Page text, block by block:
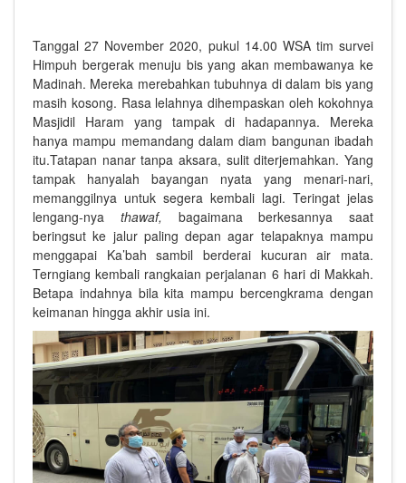
Tanggal 27 November 2020, pukul 14.00 WSA tim survei
Himpuh bergerak menuju bis yang akan membawanya ke
Madinah. Mereka merebahkan tubuhnya di dalam bis yang
masih kosong. Rasa lelahnya dihempaskan oleh kokohnya
Masjidil Haram yang tampak di hadapannya. Mereka
hanya mampu memandang dalam diam bangunan ibadah
itu.Tatapan nanar tanpa aksara, sulit diterjemahkan. Yang
tampak hanyalah bayangan nyata yang menari-nari,
memanggilnya untuk segera kembali lagi. Teringat jelas
lengang-nya thawaf, bagaimana berkesannya saat
beringsut ke jalur paling depan agar telapaknya mampu
menggapai Ka’bah sambil berderai kucuran air mata.
Terngiang kembali rangkaian perjalanan 6 hari di Makkah.
Betapa indahnya bila kita mampu bercengkrama dengan
keimanan hingga akhir usia ini.